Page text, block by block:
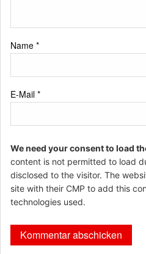
Name *
E-Mail *
We need your consent to load
content is not permitted to load
disclosed to the visitor. The
site with their CMP to add this
technologies used.